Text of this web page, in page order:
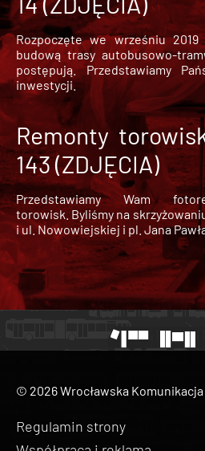
Rozpoczęte we wrześniu
budową trasy autobusowo-
postępują. Przedstawiamy
inwestycji.
Remonty
143 (ZDJĘCIA)
Przedstawiamy Wam
torowisk. Byliśmy na
i ul. Nowowiejskiej i pl. Jana
© 2026 Wrocławska Komunikacja
Regulamin strony